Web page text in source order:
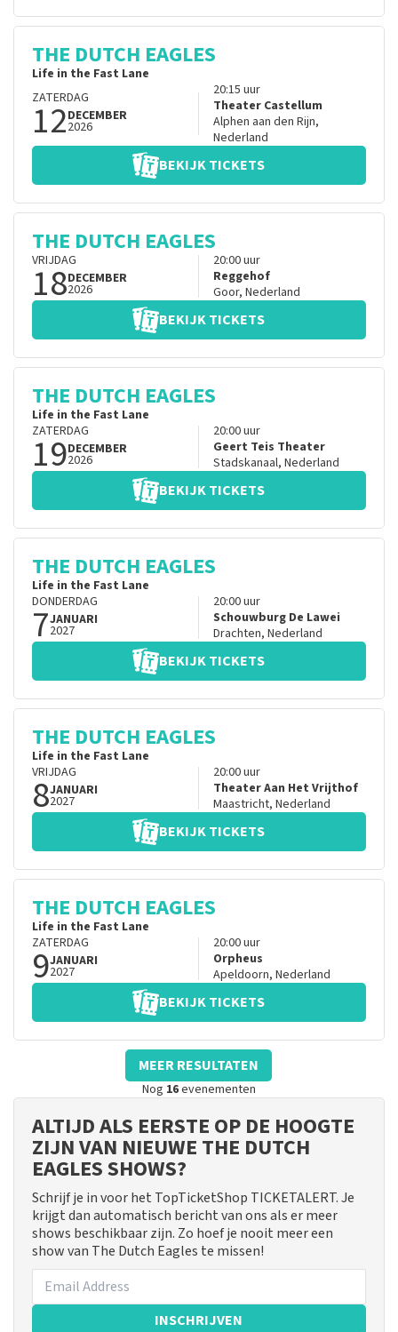
THE DUTCH EAGLES
Life in the Fast Lane
ZATERDAG
12DECEMBER
2026
20:15 uur
Theater Castellum
Alphen aan den Rijn,
Nederland
BEKIJK TICKETS
THE DUTCH EAGLES
VRIJDAG
18DECEMBER
2026
20:00uur
Reggehof
Goor, Nederland
BEKIJK TICKETS
THE DUTCH EAGLES
Life in the Fast Lane
ZATERDAG
19DECEMBER
2026
20:00uur
Geert Teis Theater
Stadskanaal, Nederland
BEKIJK TICKETS
THE DUTCH EAGLES
Life in the Fast Lane
DONDERDAG
7JANUARI
2027
20:00uur
Schouwburg De Lawei
Drachten, Nederland
BEKIJK TICKETS
THE DUTCH EAGLES
Life in the Fast Lane
VRIJDAG
8JANUARI
2027
20:00uur
Theater Aan Het Vrijthof
Maastricht, Nederland
BEKIJK TICKETS
THE DUTCH EAGLES
Life in the Fast Lane
ZATERDAG
9JANUARI
2027
20:00uur
Orpheus
Apeldoorn, Nederland
BEKIJK TICKETS
MEER RESULTATEN
Nog 16evenementen
ALTIJD ALS EERSTE OP DE HOOGTE
ZIJN VAN NIEUWE THE DUTCH
EAGLES SHOWS?
Schrijf je in voor het TopTicketShop TICKETALERT. Je
krijgt dan automatisch bericht van ons als er meer
shows beschikbaar zijn. Zo hoef je nooit meer een
show van The Dutch Eagles te missen!
INSCHRIJVEN